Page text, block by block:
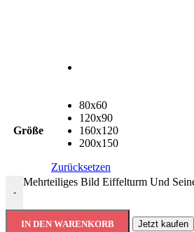
Größe
80x60
120x90
160x120
200x150
Zurücksetzen
-
Mehrteiliges Bild Eiffelturm Und
IN DEN WARENKORB Jetzt kaufen